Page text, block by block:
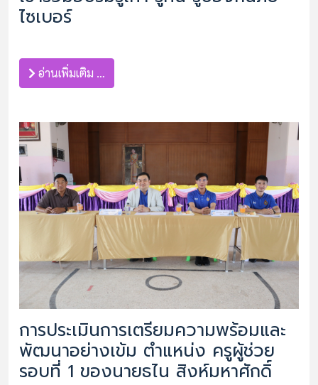
ไซเบอร์
อ่านเพิ่มเติม …
การประเมินการเตรียมความพร้อมและ
พัฒนาอย่างเข้ม ตำแหน่ง ครูผู้ช่วย
รอบที่ 1 ของนายธไน สิงห์มหาศักดิ์